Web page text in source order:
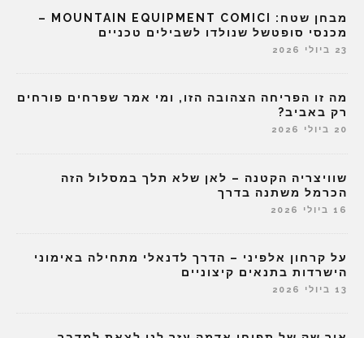
מבחן שטח: MOUNTAIN EQUIPMENT COMICI –
מכנסי סופטשל שנולדו לשבילים טכניים
23 ביולי 2026
מה זו הפריחה הצהובה הזו, ומי אמר שפרחים פורחים
רק באביב?
20 ביולי 2026
שוויצריה הקטנה – לאן שלא תלך במסלול הזה
הכרמל משתנה בדרך
16 ביולי 2026
על קרחון אלפיני – הדרך לדנאלי מתחילה באימוני
הישרדות בתנאים קיצוניים
13 ביולי 2026